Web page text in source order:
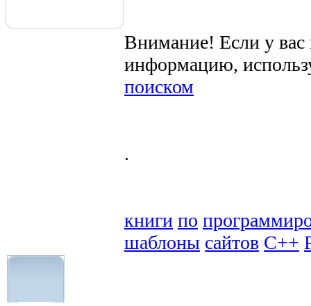
Внимание! Если у
информацию,
поиском
.
книги по
шаблоны сайтов C++